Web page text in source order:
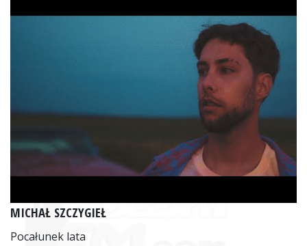
MICHAŁ SZCZYGIEŁ
Pocałunek lata